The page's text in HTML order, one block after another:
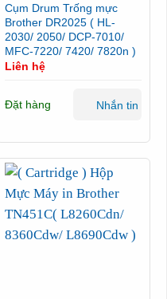
Cụm Drum Trống mực
Brother DR2025 ( HL-
2030/ 2050/ DCP-7010/
MFC-7220/ 7420/ 7820n )
Liên hệ
Đặt hàng Nhắn tin